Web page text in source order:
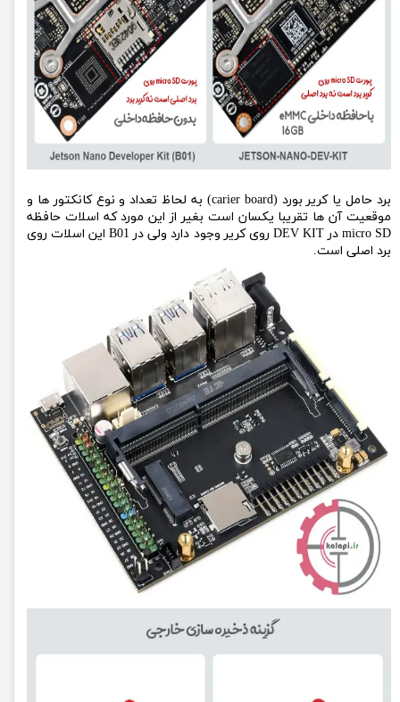
برد حامل یا کریر بورد (carier board) به لحاظ تعداد و نوع کانکتور ها و
موقعیت آن ها تقریبا یکسان است بغیر از این مورد که اسلات حافظه
micro SD در DEV KIT روی کریر وجود دارد ولی در B01 این اسلات روی
برد اصلی است.